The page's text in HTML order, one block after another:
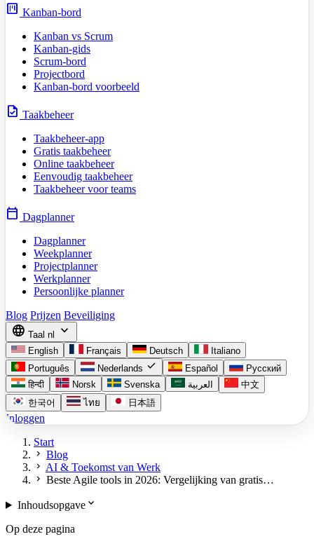
view_kanban Kanban-bord
Kanban vs Scrum
Kanban-gids
Scrum-bord
Projectbord
Kanban-bord voorbeeld
task Taakbeheer
Taakbeheer-app
Gratis taakbeheer
Online taakbeheer
Eenvoudig taakbeheer
Taakbeheer voor teams
calendar_today Dagplanner
Dagplanner
Weekplanner
Projectplanner
Werkplanner
Persoonlijke planner
Blog Prijzen Beveiliging
language Taal nl expand_more
English Français Deutsch
Italiano
Português
Nederlands check Español
Русский
हिन्दी
Norsk Svenska العربية
中文
한국어
ไทย 日本語
Inloggen
Start
chevron_right Blog
chevron_right AI & Toekomst van Werk
chevron_right Beste Agile tools in 2026: Vergelijking van gratis…
Inhoudsopgaveexpand_more
Op deze pagina